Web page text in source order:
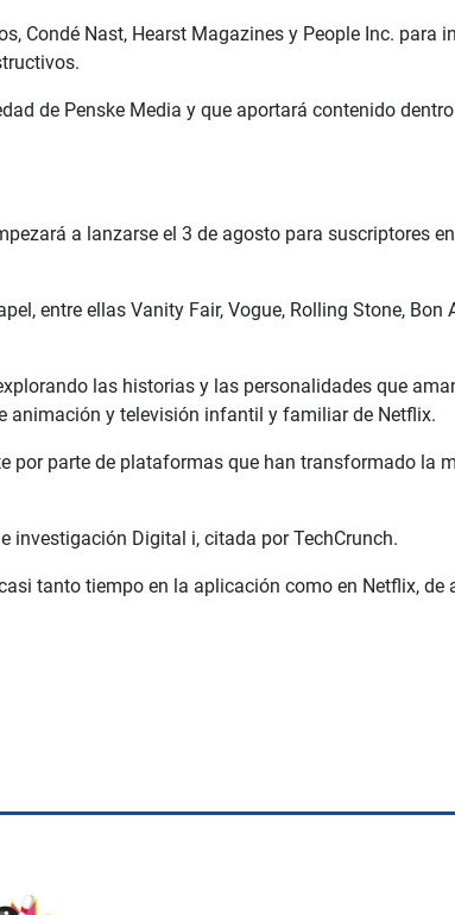
Condé Nast, Hearst Magazines y People Inc. para
de Penske Media y que aportará contenido
a lanzarse el 3 de agosto para suscriptores
entre ellas Vanity Fair, Vogue, Rolling Stone, Bon
las historias y las personalidades que
animación y televisión infantil y familiar de Netflix.
por parte de plataformas que han transformado la
investigación Digital i, citada por TechCrunch.
tanto tiempo en la aplicación como en Netflix, de